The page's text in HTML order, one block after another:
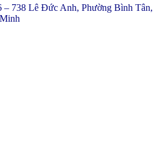
– 738 Lê Đức Anh, Phường Bình Tân,